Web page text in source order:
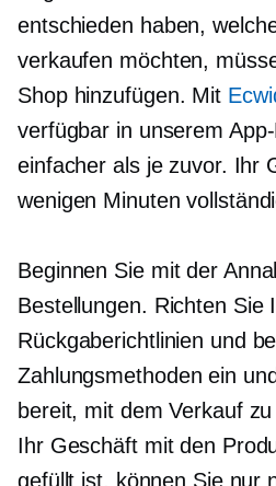
entschieden haben,
verkaufen möchten,
Shop hinzufügen. Mit
verfügbar in unserem
einfacher als je zuvor. Ihr
wenigen Minuten
Beginnen Sie mit der
Bestellungen. Richten Sie
Rückgaberichtlinien und
Zahlungsmethoden ein
bereit, mit dem Verkauf
Ihr Geschäft mit den
gefüllt ist, können Sie nur